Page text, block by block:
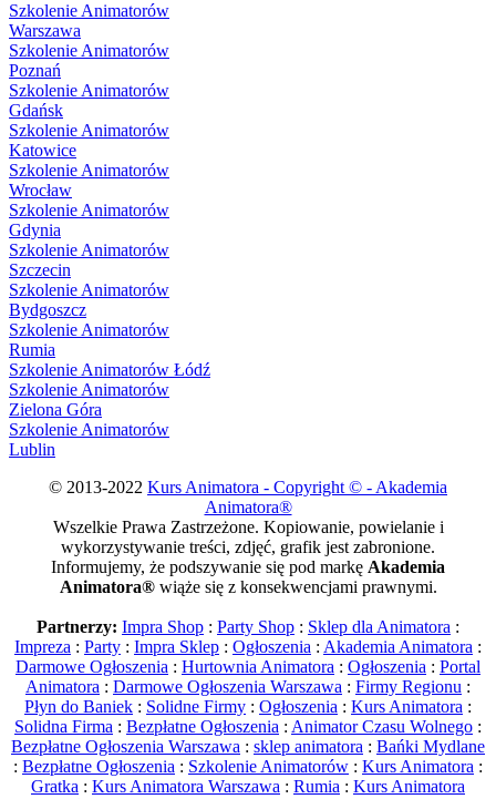
Szkolenie Animatorów
Warszawa
Szkolenie Animatorów
Poznań
Szkolenie Animatorów
Gdańsk
Szkolenie Animatorów
Katowice
Szkolenie Animatorów
Wrocław
Szkolenie Animatorów
Gdynia
Szkolenie Animatorów
Szczecin
Szkolenie Animatorów
Bydgoszcz
Szkolenie Animatorów
Rumia
Szkolenie Animatorów Łódź
Szkolenie Animatorów
Zielona Góra
Szkolenie Animatorów
Lublin
© 2013-2022 Kurs Animatora - Copyright © - Akademia
Animatora®
Wszelkie Prawa Zastrzeżone. Kopiowanie, powielanie i
wykorzystywanie treści, zdjęć, grafik jest zabronione.
Informujemy, że podszywanie się pod markę Akademia
Animatora®wiąże się z konsekwencjami prawnymi.
Partnerzy: Impra Shop : Party Shop : Sklep dla Animatora :
Impreza : Party : Impra Sklep : Ogłoszenia : Akademia Animatora :
Darmowe Ogłoszenia : Hurtownia Animatora : Ogłoszenia : Portal
Animatora : Darmowe Ogłoszenia Warszawa : Firmy Regionu :
Płyn do Baniek : Solidne Firmy : Ogłoszenia : Kurs Animatora :
Solidna Firma : Bezpłatne Ogłoszenia : Animator Czasu Wolnego :
Bezpłatne Ogłoszenia Warszawa : sklep animatora : Bańki Mydlane
: Bezpłatne Ogłoszenia : Szkolenie Animatorów : Kurs Animatora :
Gratka : Kurs Animatora Warszawa : Rumia : Kurs Animatora